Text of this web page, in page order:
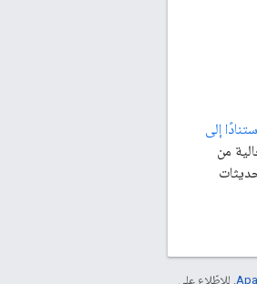
إلى
من
تحديثات
. للاطّلاع على